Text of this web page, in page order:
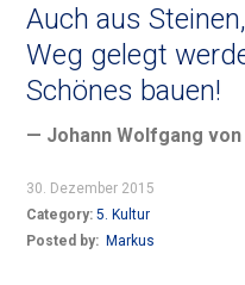
Auch aus
Weg gelegt
Schönes bauen!
— Johann Wolfgang von
30. Dezember 2015
Category:5. Kultur
Posted by: Markus